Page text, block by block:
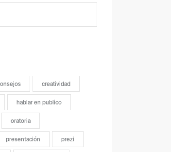
creatividad
hablar en publico
oratoria
presentación prezi